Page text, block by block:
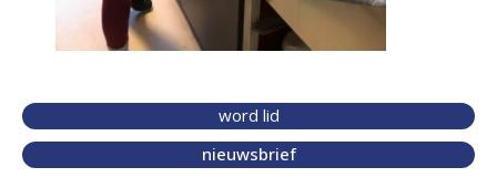
word lid
nieuwsbrief